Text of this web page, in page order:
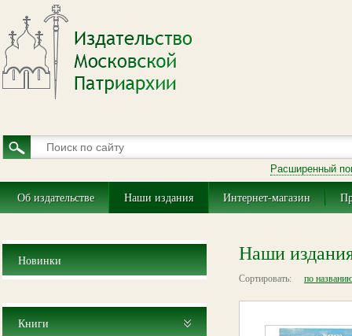
Расширенный
Об издательстве Наши издания Интернет-магазин
Новинки
Книги
Наши
Сортировать: по